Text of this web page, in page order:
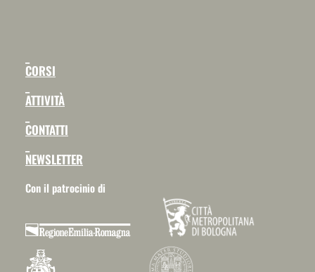
CORSI
ATTIVITÀ
CONTATTI
NEWSLETTER
Con il patrocinio di